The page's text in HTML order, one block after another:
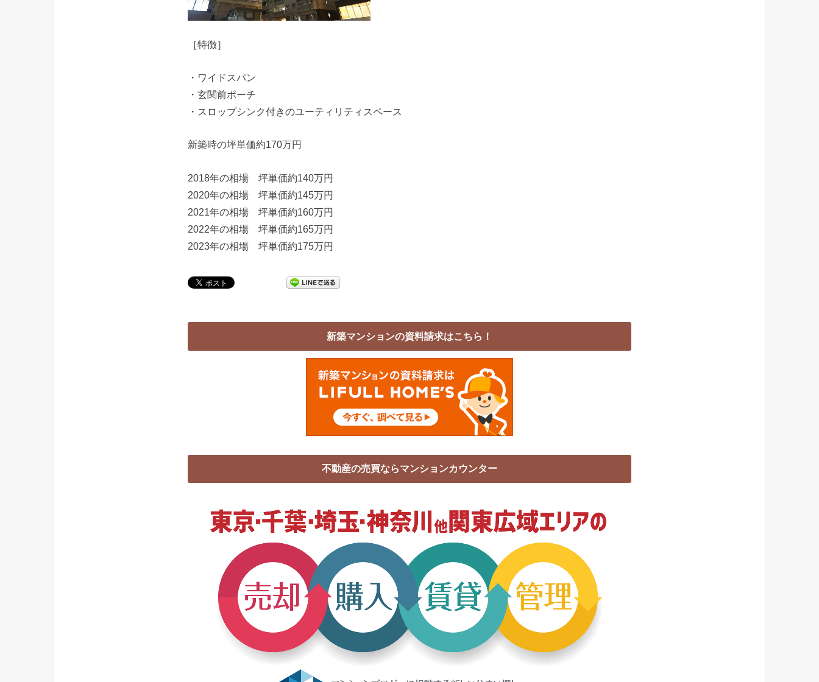
［特徴］
・ワイドスパン
・玄関前ポーチ
・スロップシンク付きのユーティリティスペース
新築時の坪単価約170万円
2018年の相場 坪単価約140万円
2020年の相場 坪単価約145万円
2021年の相場 坪単価約160万円
2022年の相場 坪単価約165万円
2023年の相場 坪単価約175万円
新築マンションの資料請求はこちら！
不動産の売買ならマンションカウンター